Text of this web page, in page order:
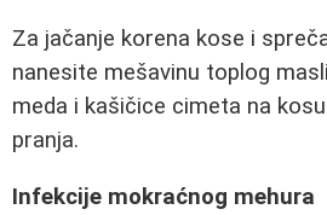
Za jačanje korena kose i
nanesite mešavinu toplog
meda i kašičice cimeta na
pranja.
Infekcije mokraćnog mehura